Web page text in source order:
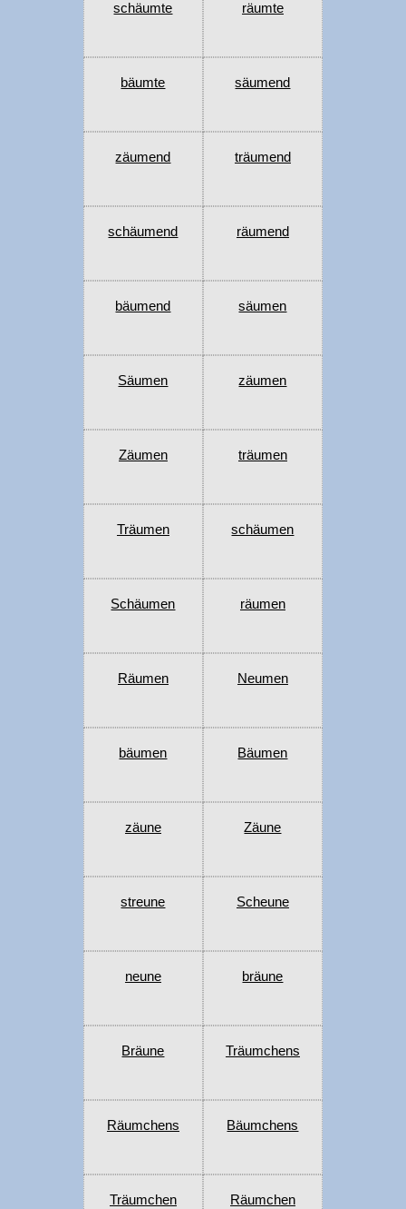
schäumte räumte
bäumte säumend
zäumend träumend
schäumend räumend
bäumend säumen
Säumen zäumen
Zäumen träumen
Träumen schäumen
Schäumen räumen
Räumen Neumen
bäumen Bäumen
zäune Zäune
streune Scheune
neune bräune
Bräune Träumchens
Räumchens Bäumchens
Träumchen Räumchen